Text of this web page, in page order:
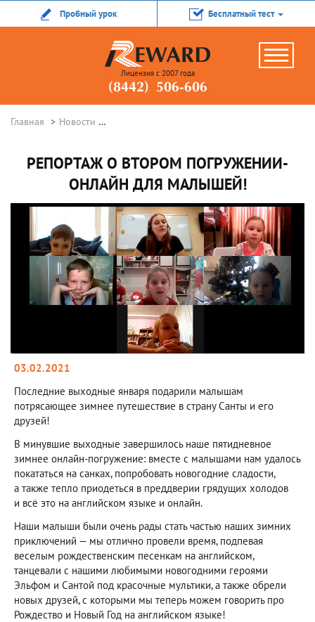
Пробный урок Бесплатный тест
Лицензия с 2007 года
(8442) 506-606
Главная Новости
РЕПОРТАЖ О ВТОРОМ ПОГРУЖЕНИИ-
ОНЛАЙН ДЛЯ МАЛЫШЕЙ!
03.02.2021
Последние выходные января подарили малышам
потрясающее зимнее путешествие в страну Санты и его
друзей!
В минувшие выходные завершилось наше пятидневное
зимнее онлайн-погружение: вместе с малышами нам удалось
покататься на санках, попробовать новогодние сладости,
а также тепло приодеться в преддверии грядущих холодов
и всё это на английском языке и онлайн.
Наши малыши были очень рады стать частью наших зимних
приключений — мы отлично провели время, подпевая
веселым рождественским песенкам на английском,
танцевали с нашими любимыми новогодними героями
Эльфом и Сантой под красочные мультики, а также обрели
новых друзей, с которыми мы теперь можем говорить про
Рождество и Новый Год на английском языке!